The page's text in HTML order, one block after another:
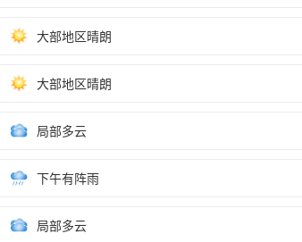
大部地区晴朗
大部地区晴朗
局部多云
下午有阵雨
局部多云